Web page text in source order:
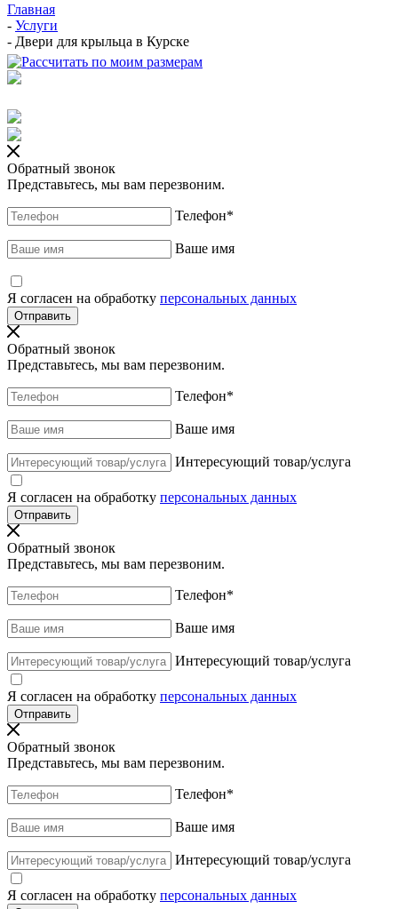
Главная
- Услуги
- Двери для крыльца в Курске
Обратный звонок
Представьтесь, мы вам перезвоним.
Телефон*
Ваше имя
Я согласен на обработку персональных данных
Обратный звонок
Представьтесь, мы вам перезвоним.
Телефон*
Ваше имя
Интересующий товар/услуга
Я согласен на обработку персональных данных
Обратный звонок
Представьтесь, мы вам перезвоним.
Телефон*
Ваше имя
Интересующий товар/услуга
Я согласен на обработку персональных данных
Обратный звонок
Представьтесь, мы вам перезвоним.
Телефон*
Ваше имя
Интересующий товар/услуга
Я согласен на обработку персональных данных